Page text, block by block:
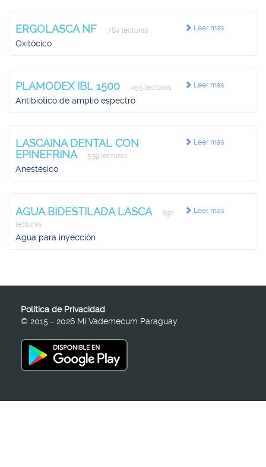
Leer más
ERGOLASCA NF 784 lecturas
Oxitócico
Leer más
PLAMODEX IBL 1500 455 lecturas
Antibiótico de amplio espectro
Leer más
LASCAINA DENTAL CON
EPINEFRINA
539 lecturas
Anestésico
Leer más
AGUA BIDESTILADA LASCA
892
lecturas
Agua para inyección
Política de Privacidad
© 2015 - 2026 Mi Vademecum Paraguay